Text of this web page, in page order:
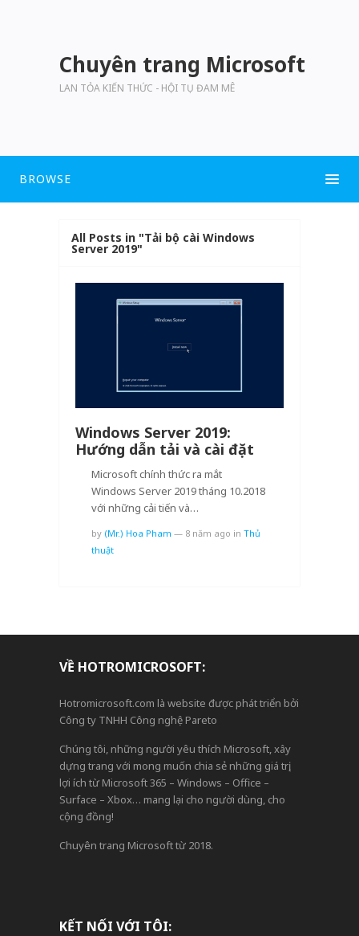
Chuyên trang Microsoft
LAN TỎA KIẾN THỨC - HỘI TỤ ĐAM MÊ
BROWSE
All Posts in "Tải bộ cài Windows
Server 2019"
Windows Server 2019:
Hướng dẫn tải và cài đặt
Microsoft chính thức ra mắt
Windows Server 2019 tháng 10.2018
với những cải tiến và…
by (Mr.) Hoa Pham — 8 năm ago in Thủ
thuật
VỀ HOTROMICROSOFT:
Hotromicrosoft.com là website được phát triển bởi
Công ty TNHH Công nghệ Pareto
Chúng tôi, những người yêu thích Microsoft, xây
dựng trang với mong muốn chia sẻ những giá trị,
lợi ích từ Microsoft 365 – Windows – Office –
Surface – Xbox… mang lại cho người dùng, cho
cộng đồng!
Chuyên trang Microsoft từ 2018.
KẾT NỐI VỚI TÔI: